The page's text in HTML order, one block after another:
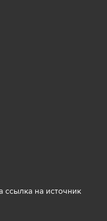
ссылка на источник